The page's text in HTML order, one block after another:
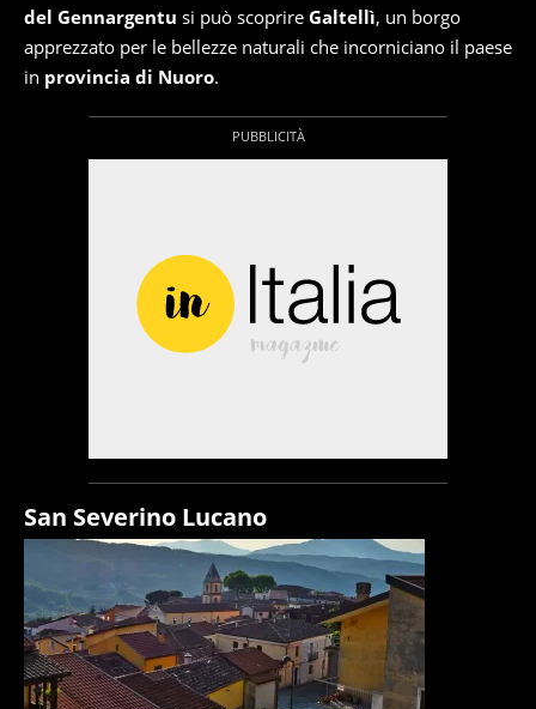
del Gennargentu si può scoprire Galtellì, un borgo
apprezzato per le bellezze naturali che incorniciano il paese
in provincia di Nuoro.
San Severino Lucano